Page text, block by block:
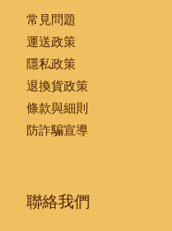
常見問題
運送政策
隱私政策
退換貨政策
條款與細則
防詐騙宣導
聯絡我們